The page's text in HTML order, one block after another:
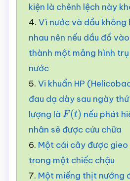
kiện là chênh lệch này
4. Vì nước và dầu không
nhau nên nếu dầu đổ
thành một mảng hình
nước
5. Vi khuẩn HP
đau dạ dày sau ngày thứ
lượng là F(t) nếu phát
nhân sẽ được cứu chữa
6. Một cái cây được
trong một chiếc chậu
7. Một miếng thịt nướng